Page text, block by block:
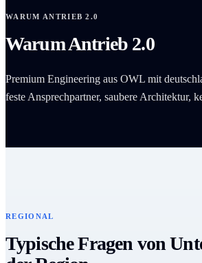
WARUM ANTRIEB 2.0
Warum Antrieb 2.0
Premium Engineering aus OWL mit
feste Ansprechpartner, saubere Architektur,
REGIONAL
Typische Fragen von